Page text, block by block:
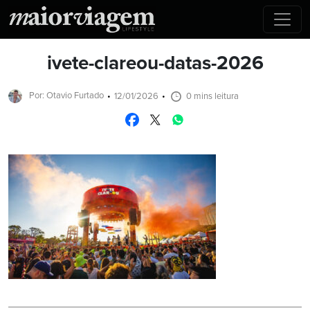
ivete-clareou-datas-2026
Por: Otavio Furtado 12/01/2026 0 mins leitura